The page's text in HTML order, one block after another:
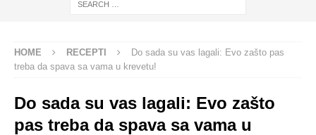
HOME RECEPTI
Do sada su vas lagali: Evo zašto pas
treba da spava sa vama u krevetu!
Do sada su vas lagali: Evo zašto
pas treba da spava sa vama u